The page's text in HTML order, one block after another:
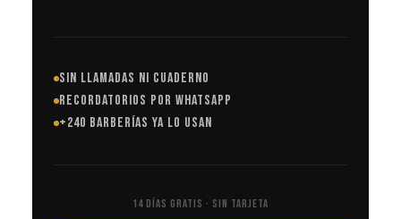
SIN LLAMADAS NI CUADERNO
RECORDATORIOS POR WHATSAPP
+240 BARBERÍAS YA LO USAN
14 DÍAS GRATIS · SIN TARJETA